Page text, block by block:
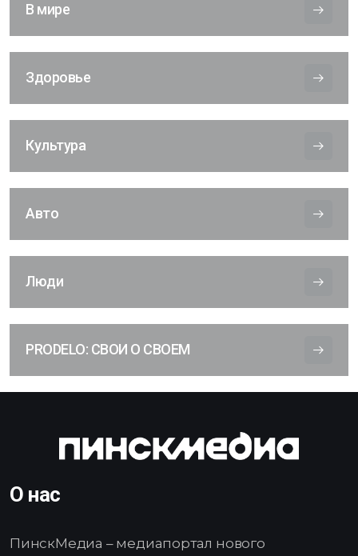
В мире
Здоровье
Культура
Авто
Люди
PRODELO: СВОИ О СВОЕМ
О нас
ПинскМедиа – медиапортал нового